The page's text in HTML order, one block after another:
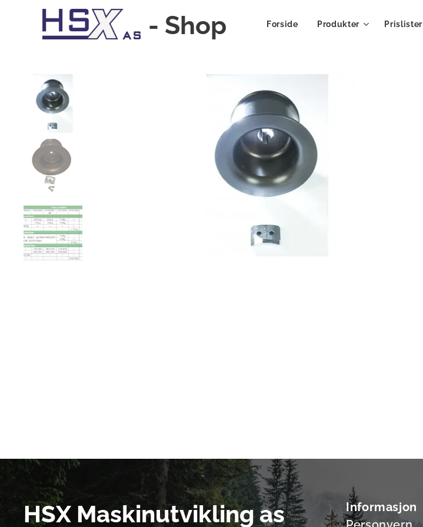
- Shop Forside Produkter Prislister
HSX Maskinutvikling as
Informasjon